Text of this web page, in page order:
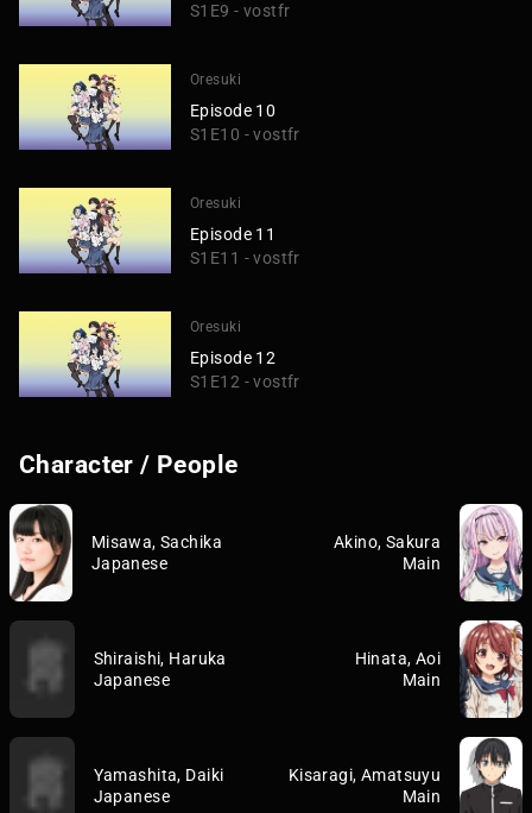
S1E9 - vostfr
Oresuki
Episode 10
S1E10 - vostfr
Oresuki
Episode 11
S1E11 - vostfr
Oresuki
Episode 12
S1E12 - vostfr
Character / People
Misawa, Sachika
Japanese
Akino, Sakura
Main
Shiraishi, Haruka
Japanese
Hinata, Aoi
Main
Yamashita, Daiki
Japanese
Kisaragi, Amatsuyu
Main